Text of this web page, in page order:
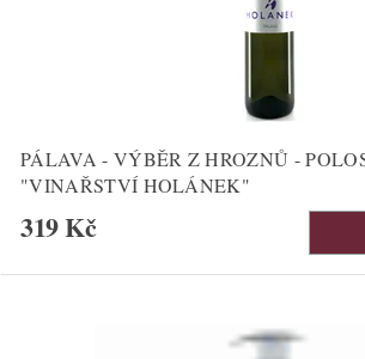
PÁLAVA - VÝBĚR Z HROZNŮ -
"VINAŘSTVÍ HOLÁNEK"
319 Kč